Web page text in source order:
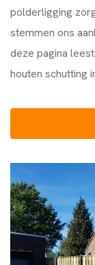
polderligging
stemmen ons
deze pagina
houten schutting